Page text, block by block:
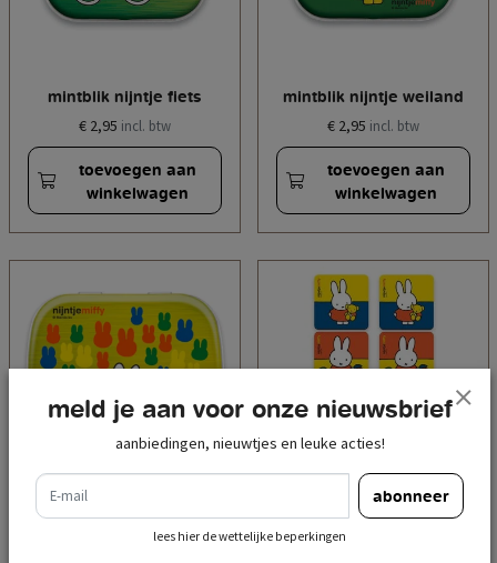
mintblik nijntje fiets
€ 2,95 incl. btw
toevoegen aan
winkelwagen
mintblik nijntje weiland
€ 2,95 incl. btw
toevoegen aan
winkelwagen
mintblik nijntje artiest
coasterbox nijntje colors
craft box
meld je aan voor onze nieuwsbrief
aanbiedingen, nieuwtjes en leuke acties!
e-mail
abonneer
lees hier de wettelijke beperkingen